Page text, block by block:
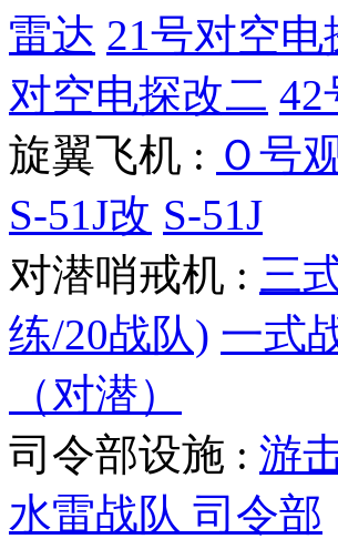
雷达 21号对空电
对空电探改二 42
旋翼飞机 : Ｏ号
S-51J改 S-51J
对潜哨戒机 : 三
练/20战队) 一式
（对潜）
司令部设施 : 游
水雷战队 司令部